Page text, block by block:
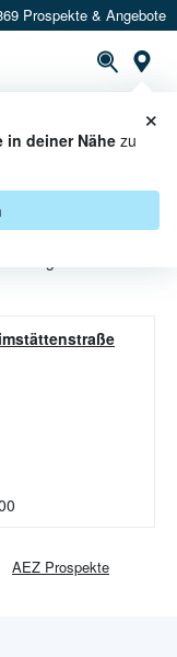
Prospekte & Angebote
in deiner Nähezu
×
&
AEZ Prospekte